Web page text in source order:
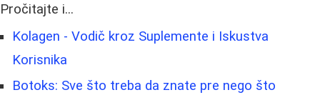
Pročitajte i...
Kolagen - Vodič kroz Suplemente i Iskustva
Korisnika
Botoks: Sve što treba da znate pre nego što